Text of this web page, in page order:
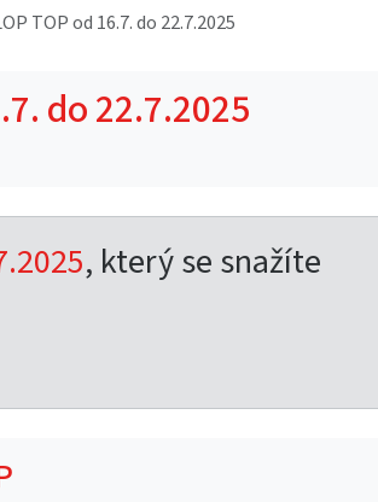
TOP od 16.7. do 22.7.2025
do 22.7.2025
, který se snažíte